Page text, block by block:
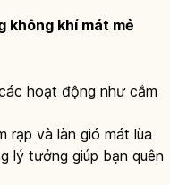
không khí mát mẻ
hoạt động như cắm
rạp và làn gió mát lùa
lý tưởng giúp bạn quên